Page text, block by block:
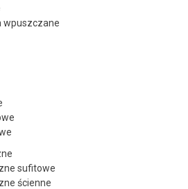
wpuszczane
sufitowe
ścienne